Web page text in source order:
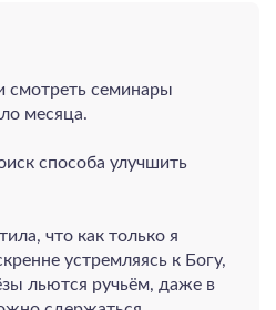
смотреть семинары
месяца.
способа улучшить
что как только я
устремляясь к Богу,
льются ручьём, даже в